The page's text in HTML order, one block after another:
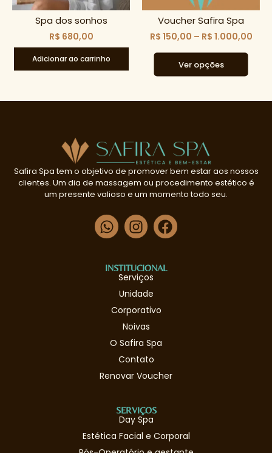
Spa dos sonhos
R$ 680,00
Adicionar ao carrinho
Voucher Safira Spa
R$ 150,00 – R$ 1.000,00
Safira Spa tem o objetivo de promover bem estar aos nossos
clientes. Um dia de massagem ou procedimento estético é
um presente valioso e um momento todo seu.
INSTITUCIONAL
Serviços
Unidade
Corporativo
Noivas
O Safira Spa
Contato
Renovar Voucher
SERVIÇOS
Day Spa
Estética Facial e Corporal